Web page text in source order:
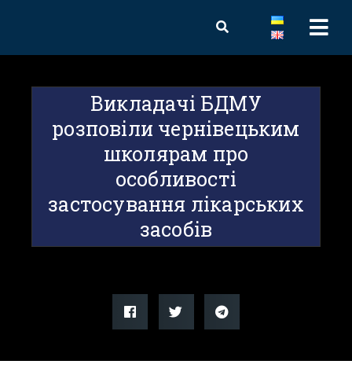
Викладачі БДМУ
розповіли чернівецьким
школярам про
особливості
застосування лікарських
засобів